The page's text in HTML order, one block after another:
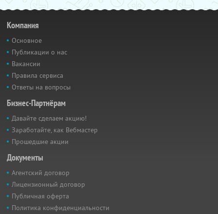
Компания
Основное
Публикации о нас
Вакансии
Правила сервиса
Ответы на вопросы
Бизнес-Партнёрам
Давайте сделаем акцию!
Заработайте, как Вебмастер
Прошедшие акции
Документы
Агентский договор
Лицензионный договор
Публичная оферта
Политика конфиденциальности